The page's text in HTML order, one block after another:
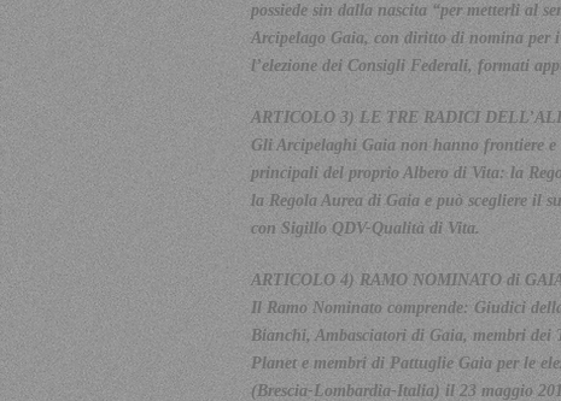
possiede sin dalla nascita “per metterli al
Arcipelago Gaia, con diritto di nomina per
l’elezione dei Consigli Federali, formati
ARTICOLO 3) LE TRE RADICI
Gli Arcipelaghi Gaia non hanno frontiere
principali del proprio Albero di Vita: la
la Regola Aurea di Gaia e può scegliere il
con Sigillo QDV-Qualità di Vita.
ARTICOLO 4) RAMO NOMINATO di
Il Ramo Nominato comprende: Giudici
Bianchi, Ambasciatori di Gaia, membri dei
Planet e membri di Pattuglie Gaia per le
(Brescia-Lombardia-Italia) il 23 maggio